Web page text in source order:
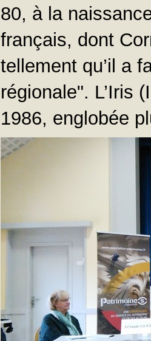
80, à la
français, dont
tellement qu’il a
régionale". L’Iris
1986, englobée